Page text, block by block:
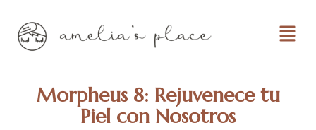
Morpheus 8: Rejuvenece tu
Piel con Nosotros